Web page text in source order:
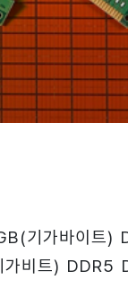
기가바이트)
비트) DDR5